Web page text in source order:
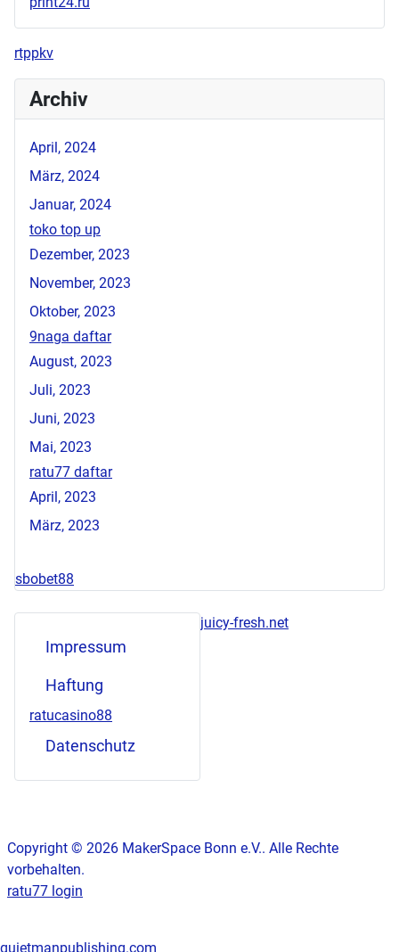
rtppkv
Archiv
April, 2024
März, 2024
Januar, 2024
toko top up
Dezember, 2023
November, 2023
Oktober, 2023
9naga daftar
August, 2023
Juli, 2023
Juni, 2023
Mai, 2023
ratu77 daftar
April, 2023
März, 2023
sbobet88
Impressum
Haftung
ratucasino88
Datenschutz
juicy-fresh.net
Copyright © 2026 MakerSpace Bonn e.V.. Alle Rechte
vorbehalten.
ratu77 login
quietmanpublishing.com